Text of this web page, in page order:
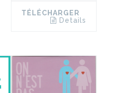
TÉLÉCHARGER
Details